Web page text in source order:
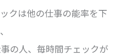
クは他の仕事の能率を下
の人、毎時間チェックが